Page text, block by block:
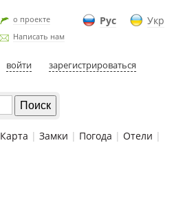
Рус Укр
о проекте
Написать нам
войти зарегистрироваться
Карта | Замки | Погода | Отели |